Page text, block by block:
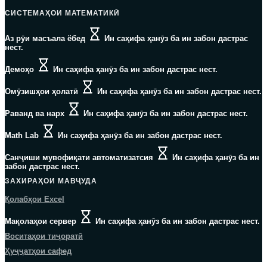
СИСТЕМАҲОИ МАТЕМАТИКӢ
Аз рӯи масъала ёбед
Ин саҳифа ҳанӯз ба ин забон дастрас
нест.
Демоҳо Ин саҳифа ҳанӯз ба ин забон дастрас нест.
Омӯзишҳои ҳолатӣ Ин саҳифа ҳанӯз ба ин забон дастрас нест.
Раванд ва нарх Ин саҳифа ҳанӯз ба ин забон дастрас нест.
Math Lab Ин саҳифа ҳанӯз ба ин забон дастрас нест.
Санҷиши мувофиқати автоматизатсия
Ин саҳифа ҳанӯз ба ин
забон дастрас нест.
ЗАХИРАҲОИ МАВҶУДА
Қолабҳои Excel
Мақолаҳои сервер
Ин саҳифа ҳанӯз ба ин забон дастрас нест.
Воситаҳои тиҷоратӣ
Ҳуҷҷатҳои сафед